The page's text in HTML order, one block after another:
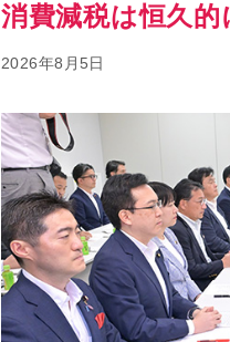
消費減税は恒久的
2026年8月5日